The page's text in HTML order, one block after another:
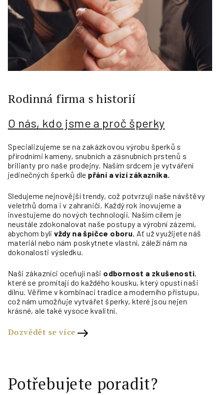
Rodinná firma s historií
O nás, kdo jsme a proč šperky
Specializujeme se na zakázkovou výrobu šperků s
přírodními kameny, snubních a zásnubních prstenů s
brilianty pro naše prodejny. Naším srdcem je vytváření
jedinečných šperků dle přání a vizí zákazníka.
Sledujeme nejnovější trendy, což potvrzují naše návštěvy
veletrhů doma i v zahraničí. Každý rok inovujeme a
investujeme do nových technologií. Naším cílem je
neustále zdokonalovat naše postupy a výrobní zázemí,
abychom bylivždy na špičce oboru. Ať už využijete náš
materiál nebo nám poskytnete vlastní, záleží nám na
dokonalosti výsledku.
Naši zákazníci oceňují naši odbornost a zkušenosti,
které se promítají do každého kousku, který opustí naši
dílnu. Věříme v kombinaci tradice a moderního přístupu,
což nám umožňuje vytvářet šperky, které jsou nejen
krásné, ale také vysoce kvalitní.
Dozvědět se více
Potřebujete poradit?